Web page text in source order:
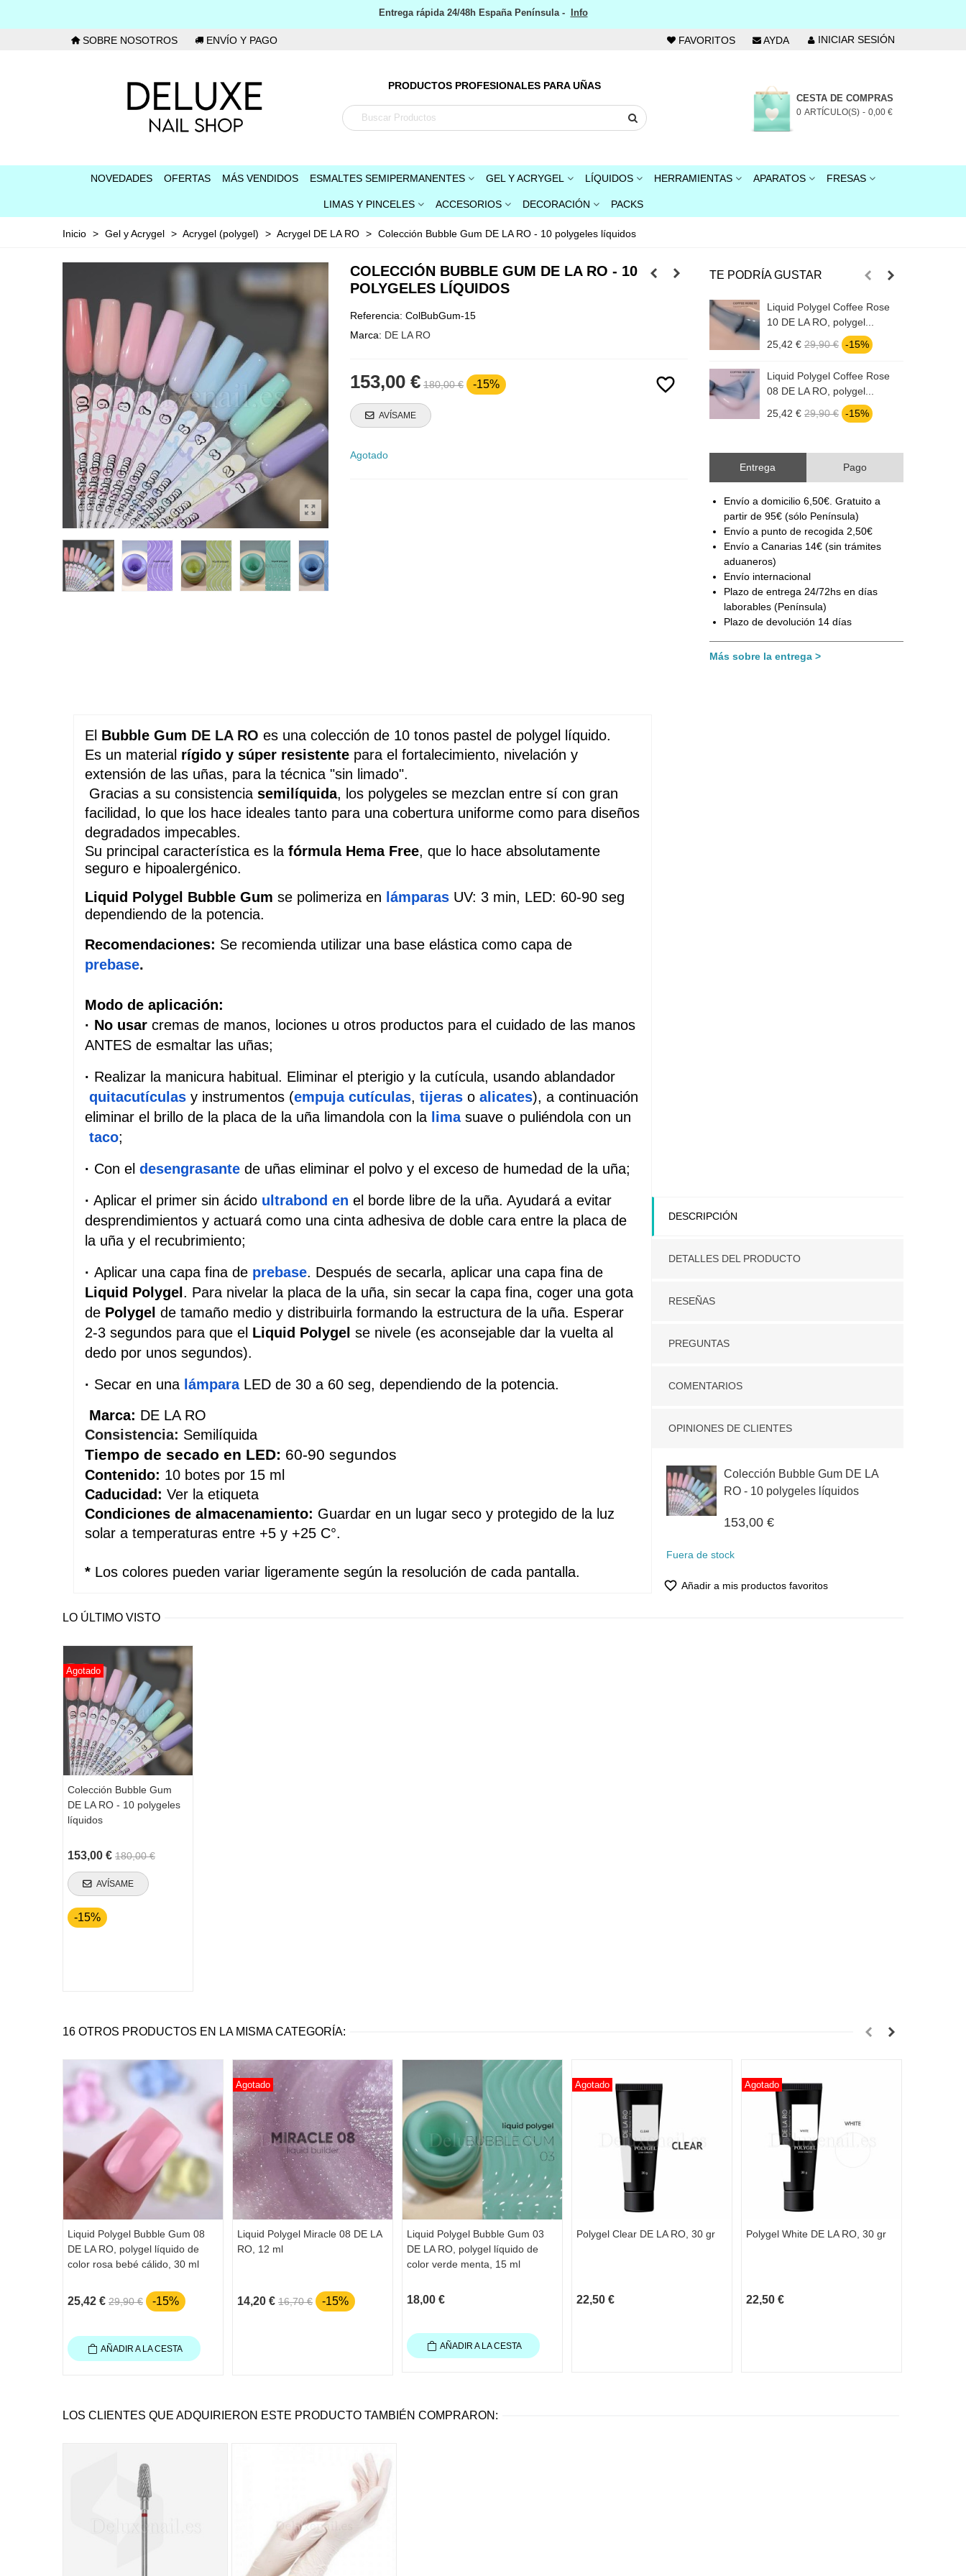
Entrega rápida 24/48h España Península - Info
SOBRE NOSOTROS ENVÍO Y PAGO FAVORITOS AYDA INICIAR SESIÓN
PRODUCTOS PROFESIONALES PARA UÑAS
CESTA DE COMPRAS
0 ARTÍCULO(S) - 0,00 €
NOVEDADES OFERTAS MÁS VENDIDOS ESMALTES SEMIPERMANENTES GEL Y ACRYGEL LÍQUIDOS HERRAMIENTAS APARATOS FRESAS
LIMAS Y PINCELES ACCESORIOS DECORACIÓN PACKS
Inicio > Gel y Acrygel > Acrygel (polygel) > Acrygel DE LA RO > Colección Bubble Gum DE LA RO - 10 polygeles líquidos
COLECCIÓN BUBBLE GUM DE LA RO - 10
POLYGELES LÍQUIDOS
Referencia: ColBubGum-15
Marca: DE LA RO
favorite_border
153,00 € 180,00 € -15%
AVÍSAME
Agotado
TE PODRÍA GUSTAR
Liquid Polygel Coffee Rose
10 DE LA RO, polygel...
25,42 € 29,90 € -15%
Liquid Polygel Coffee Rose
08 DE LA RO, polygel...
25,42 € 29,90 € -15%
Entrega Pago
Envío a domicilio 6,50€. Gratuito a
partir de 95€ (sólo Península)
Envío a punto de recogida 2,50€
Envío a Canarias 14€ (sin trámites
aduaneros)
Envío internacional
Plazo de entrega 24/72hs en días
laborables (Península)
Plazo de devolución 14 días
Más sobre la entrega
DESCRIPCIÓN
DETALLES DEL PRODUCTO
RESEÑAS
PREGUNTAS
COMENTARIOS
OPINIONES DE CLIENTES
Colección Bubble Gum DE LA
RO - 10 polygeles líquidos
153,00 €
Fuera de stock
favorite_border Añadir a mis productos favoritos
El Bubble Gum DE LA RO es una colección de 10 tonos pastel de polygel líquido.
Es un material rígido y súper resistente para el fortalecimiento, nivelación y
extensión de las uñas, para la técnica "sin limado".
Gracias a su consistencia semilíquida, los polygeles se mezclan entre sí con gran
facilidad, lo que los hace ideales tanto para una cobertura uniforme como para diseños
degradados impecables.
Su principal característica es la fórmula Hema Free, que lo hace absolutamente
seguro e hipoalergénico.
Liquid Polygel Bubble Gum se polimeriza en lámparas
dependiendo de la potencia.
Recomendaciones:
prebase.
Modo de aplicación:
· No usar cremas de manos, lociones u otros productos para el cuidado de las manos
ANTES de esmaltar las uñas;
· Realizar la manicura habitual. Eliminar el pterigio y la cutícula, usando ablandador
quitacutículas y instrumentos (empuja cutículas, tijeras o alicates), a continuación
eliminar el brillo de la placa de la uña limandola con la lima suave o puliéndola con un
taco;
· Con el desengrasante de uñas eliminar el polvo y el exceso de humedad de la uña;
· Aplicar el primer sin ácido ultrabond en el borde libre de la uña. Ayudará a evitar
desprendimientos y actuará como una cinta adhesiva de doble cara entre la placa de
la uña y el recubrimiento;
· Aplicar una capa fina de prebase
Liquid Polygel . Para nivelar la placa de la uña, sin secar la capa fina, coger una gota
de Polygel de tamaño medio y distribuirla formando la estructura de la uña. Esperar
2-3 segundos para que el Liquid Polygel se nivele (es aconsejable dar la vuelta al
dedo por unos segundos).
· Secar en una lámpara LED de 30 a 60 seg, dependiendo de la potencia.
Marca: DE LA RO
Consistencia: Semilíquida
Tiempo de secado en LED: 60-90 segundos
Contenido: 10 botes por 15 ml
Caducidad: Ver la etiqueta
Condiciones de almacenamiento: Guardar en un lugar seco y protegido de la luz
solar a temperaturas entre +5 y +25 C°.
* Los colores pueden variar ligeramente según la resolución de cada pantalla.
LO ÚLTIMO VISTO
Agotado
Colección Bubble Gum
DE LA RO - 10 polygeles
líquidos
153,00 € 180,00 €
AVÍSAME
-15%
16 OTROS PRODUCTOS EN LA MISMA CATEGORÍA:
Liquid Polygel Bubble Gum 08
DE LA RO, polygel líquido de
color rosa bebé cálido, 30 ml
25,42 € 29,90 € -15%
AÑADIR A LA CESTA
Agotado
Liquid Polygel Miracle 08 DE LA
RO, 12 ml
14,20 € 16,70 € -15%
Liquid Polygel Bubble Gum 03
DE LA RO, polygel líquido de
color verde menta, 15 ml
18,00 €
AÑADIR A LA CESTA
Agotado
Polygel Clear DE LA RO, 30 gr
22,50 €
Agotado
Polygel White DE LA RO, 30 gr
22,50 €
LOS CLIENTES QUE ADQUIRIERON ESTE PRODUCTO TAMBIÉN COMPRARON: